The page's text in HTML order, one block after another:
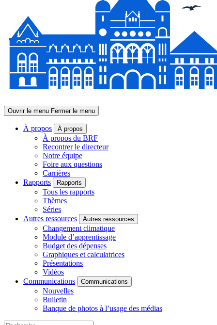
Ouvrir le menu Fermer le menu
À propos À propos
À propos du BRF
Recontrer le directeur
Notre équipe
Foire aux questions
Carrières
Rapports
Rapports
Tous les rapports
Thèmes
Séries
Autres ressources
Autres ressources
Changement climatique
Module d’apprentissage
Budget des dépenses
Graphiques et calculatrices
Présentations
Vidéos
Communications
Communications
Nouvelles
Bulletin
Banque de photos à l’usage des médias